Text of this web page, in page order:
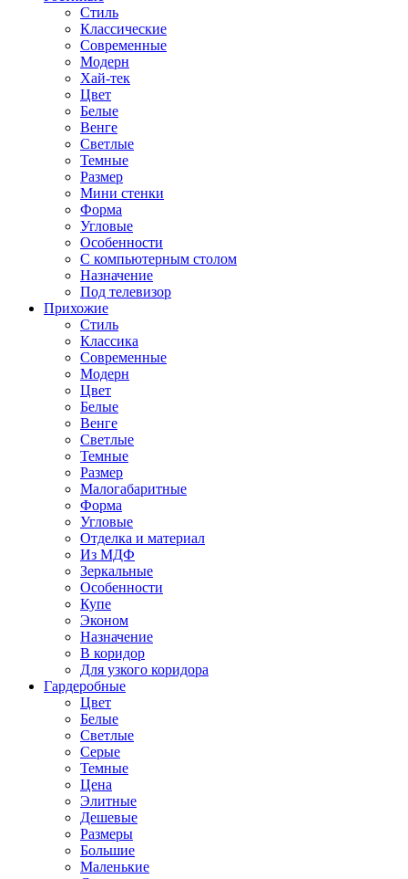
Стиль
Классические
Современные
Модерн
Хай-тек
Цвет
Белые
Венге
Светлые
Темные
Размер
Мини стенки
Форма
Угловые
Особенности
С компьютерным столом
Назначение
Под телевизор
Прихожие
Стиль
Классика
Современные
Модерн
Цвет
Белые
Венге
Светлые
Темные
Размер
Малогабаритные
Форма
Угловые
Отделка и материал
Из МДФ
Зеркальные
Особенности
Купе
Эконом
Назначение
В коридор
Для узкого коридора
Гардеробные
Цвет
Белые
Светлые
Серые
Темные
Цена
Элитные
Дешевые
Размеры
Большие
Маленькие